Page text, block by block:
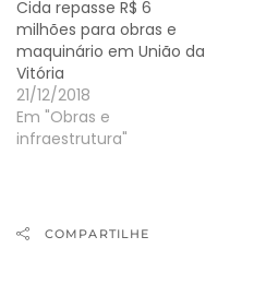
Cida repasse R$ 6
milhões para obras e
maquinário em União da
Vitória
21/12/2018
Em "Obras e
infraestrutura"
COMPARTILHE